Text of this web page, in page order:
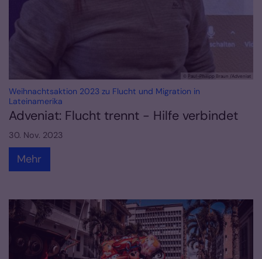
© Paul-Philipp Braun /Adveniat
Weihnachtsaktion 2023 zu Flucht und Migration in
Lateinamerika
Adveniat: Flucht trennt - Hilfe verbindet
30. Nov. 2023
Mehr